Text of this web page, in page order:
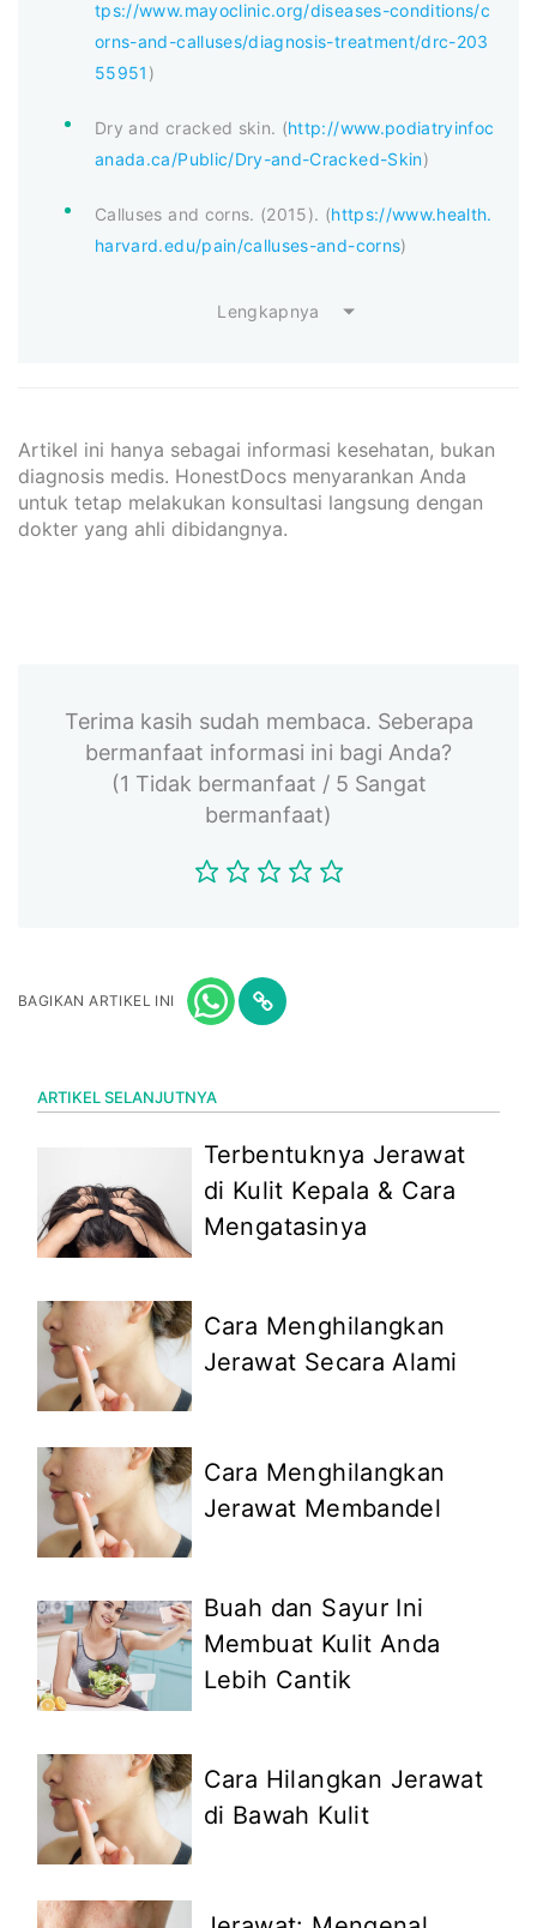
tps://www.mayoclinic.org/diseases-conditions/c
orns-and-calluses/diagnosis-treatment/drc-203
55951 )
Dry and cracked skin. (http://www.podiatryinfoc
anada.ca/Public/Dry-and-Cracked-Skin)
Calluses and corns. (2015). (https://www.health.
harvard.edu/pain/calluses-and-corns)
Lengkapnya
Artikel ini hanya sebagai informasi kesehatan, bukan
diagnosis medis. HonestDocs menyarankan Anda
untuk tetap melakukan konsultasi langsung dengan
dokter yang ahli dibidangnya.
Terima kasih sudah membaca. Seberapa
bermanfaat informasi ini bagi Anda?
(1 Tidak bermanfaat / 5 Sangat
bermanfaat)
BAGIKAN ARTIKEL INI
ARTIKEL SELANJUTNYA
Terbentuknya Jerawat
di Kulit Kepala & Cara
Mengatasinya
Cara Menghilangkan
Jerawat Secara Alami
Cara Menghilangkan
Jerawat Membandel
Buah dan Sayur Ini
Membuat Kulit Anda
Lebih Cantik
Cara Hilangkan Jerawat
di Bawah Kulit